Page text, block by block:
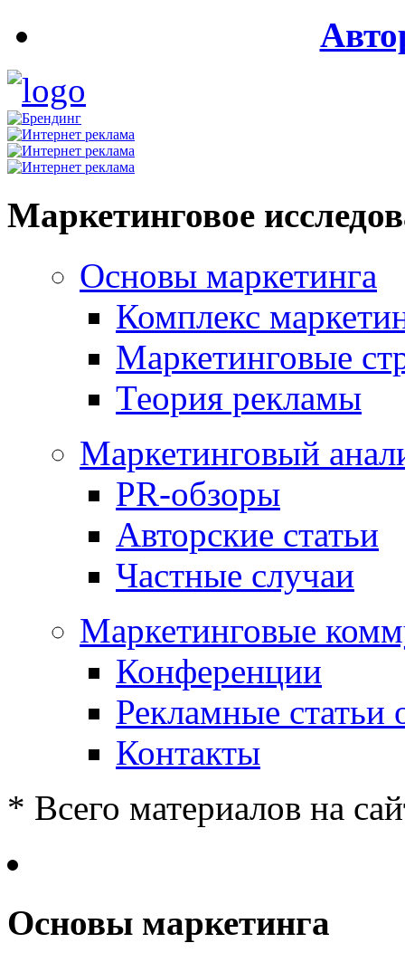
Маркетинговое
Основы маркетинга
Комплекс
Маркетинговые
Теория рекламы
Маркетинговый
PR-обзоры
Авторские статьи
Частные случаи
Маркетинговые
Конференции
Рекламные статьи
Контакты
* Всего материалов на
Основы маркетинга